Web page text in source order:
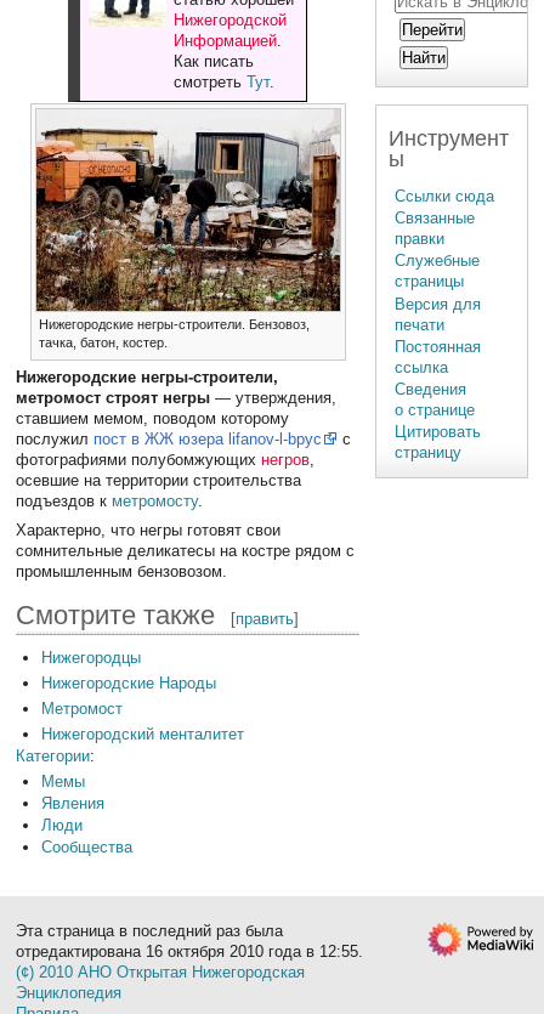
Нижегородской
Информацией.
Как писать
смотреть Тут.
Нижегородские негры-строители. Бензовоз,
тачка, батон, костер.
Нижегородские негры-строители,
метромост строят негры — утверждения,
ставшием мемом, поводом которому
послужил пост в ЖЖ юзера lifanov-l-bpyc
с
фотографиями полубомжующихнегров,
осевшие на территории строительства
подъездов к метромосту.
Характерно, что негры готовят свои
сомнительные деликатесы на костре рядом с
промышленным бензовозом.
Смотрите также [править]
Нижегородцы
Нижегородские Народы
Метромост
Нижегородский менталитет
Категории:
Мемы
Явления
Люди
Сообщества
Инструмент
ы
Ссылки сюда
Связанные
правки
Служебные
страницы
Версия для
печати
Постоянная
ссылка
Сведения
о странице
Цитировать
страницу
Эта страница в последний раз была
отредактирована 16 октября 2010 года в 12:55.
(¢) 2010 АНО Открытая Нижегородская
Энциклопедия